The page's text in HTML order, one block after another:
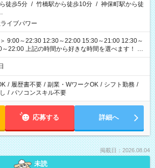
徒歩5分 / 竹橋駅から徒歩10分 / 神保町駅から徒
イブパワー
9:00～22:30 12:30～22:00 15:30～21:00 12:30～
きな時間を選べます！ ※
なる可能性があります
/ 履歴書不要 / 副業・WワークOK / シフト勤務 /
/ パソコンスキル不要
応募する 詳細へ
掲載日：2026.08.04
未読